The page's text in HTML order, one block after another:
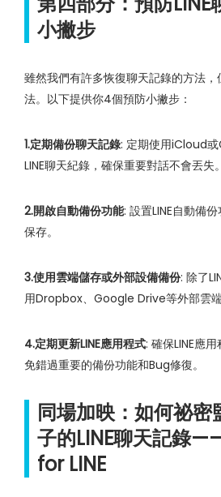
小撇步
雖然我們有許多恢復聊天記錄的方法
法。以下提供你4個預防小撇步：
1.定期備份聊天記錄: 定期使用iCloud
LINE聊天紀錄，確保重要對話不會丟失。
2.開啟自動備份功能: 設置LINE自動備
保存。
3.使用雲端儲存或外部設備備份: 除了
用Dropbox、Google Drive等外部雲端
4.定期更新LINE應用程式: 確保LINE應
免錯過重要的備份功能和Bug修復。
同場加映：如何祕密
子的LINE聊天記錄
for LINE